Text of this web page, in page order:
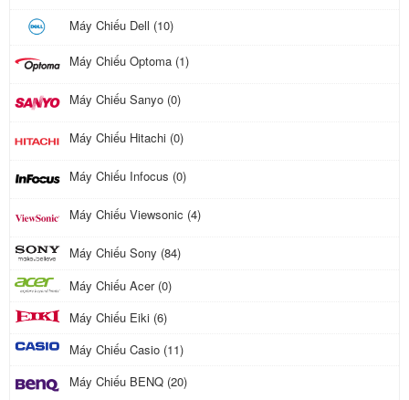
Máy Chiếu Dell (10)
Máy Chiếu Optoma (1)
Máy Chiếu Sanyo (0)
Máy Chiếu Hitachi (0)
Máy Chiếu Infocus (0)
Máy Chiếu Viewsonic (4)
Máy Chiếu Sony (84)
Máy Chiếu Acer (0)
Máy Chiếu Eiki (6)
Máy Chiếu Casio (11)
Máy Chiếu BENQ (20)